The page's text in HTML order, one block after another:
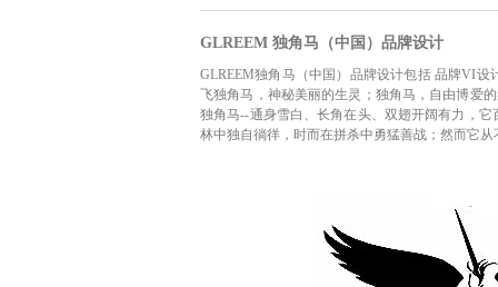
GLREEM 独角马（中国）品牌设计
GLREEM独角马（中国）品牌设计包括 品牌VI
飞独角马，神秘美丽的生灵；独角马，自由博爱
独角马--通身雪白、长角在头、双翅开阔有力，
林中独自徜徉，时而在拼杀中勇猛善战；然而它